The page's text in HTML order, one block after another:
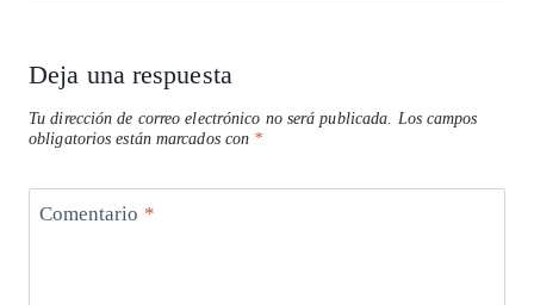
Deja una respuesta
Tu dirección de correo electrónico no será publicada. Los campos
obligatorios están marcados con *
Comentario *